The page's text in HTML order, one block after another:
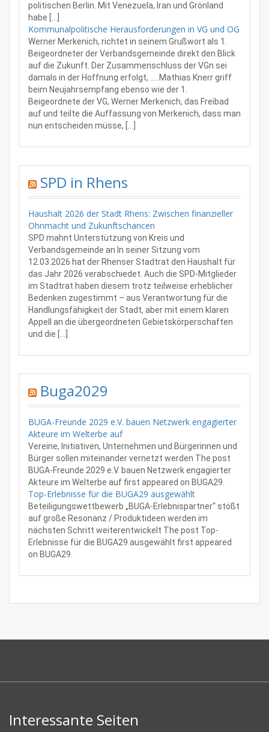
politischen Berlin. Mit Venezuela, Iran und Grönland
habe […]
Kommunalpolitische Herausforderungen in VG und OG
Werner Merkenich, richtet in seinem Grußwort als 1.
Beigeordneter der Verbandsgemeinde direkt den Blick
auf die Zukunft. Der Zusammenschluss der VGn sei
damals in der Hoffnung erfolgt, .....Mathias Knerr griff
beim Neujahrsempfang ebenso wie der 1.
Beigeordnete der VG, Werner Merkenich, das Freibad
auf und teilte die Auffassung von Merkenich, dass man
nun entscheiden müsse, […]
SPD in Rhens
Haushalt 2026 der Stadt Rhens: Zwischen finanzieller
Ohnmacht und Zukunftschancen
SPD mahnt Unterstützung von Kreis und
Verbandsgemeinde an In seiner Sitzung vom
12.03.2026 hat der Rhenser Stadtrat den Haushalt für
das Jahr 2026 verabschiedet. Auch die SPD-Mitglieder
im Stadtrat haben diesem trotz teilweise erheblicher
Bedenken zugestimmt – aus Verantwortung für die
Handlungsfähigkeit der Stadt, aber mit einem klaren
Appell an die übergeordneten Gebietskörperschaften
und die […]
Buga2029
BUGA-Freunde 2029 e.V. bauen Netzwerk engagierter
Akteure im Welterbe auf
Vereine, Initiativen, Unternehmen und Bürgerinnen und
Bürger sollen miteinander vernetzt werden The post
BUGA-Freunde 2029 e.V. bauen Netzwerk engagierter
Akteure im Welterbe auf first appeared on BUGA29.
Top-Erlebnisse für die BUGA29 ausgewählt
Beteiligungswettbewerb „BUGA-Erlebnispartner“ stößt
auf große Resonanz / Produktideen werden im
nächsten Schritt weiterentwickelt The post Top-
Erlebnisse für die BUGA29 ausgewählt first appeared
on BUGA29.
Interessante Seiten